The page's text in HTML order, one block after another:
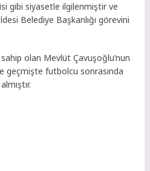
gibi siyasetle ilgilenmiştir ve
Belediye Başkanlığı görevini
olan Mevlüt Çavuşoğlu’nun
geçmişte futbolcu sonrasında